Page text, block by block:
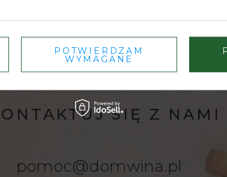
SIĘ Z NAMI
pomoc@domwina.pl
POTWIERDZAM
WYMAGANE